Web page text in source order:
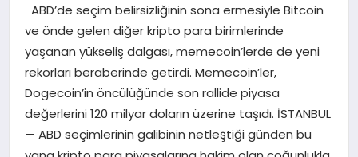
SAĞLIK
EKONOMI
MAGAZIN
EĞITIM
ABD’de seçim belirsizliğinin sona ermesiyle Bitcoin
ve önde gelen diğer kripto para birimlerinde
yaşanan yükseliş dalgası, memecoin’lerde de yeni
rekorları beraberinde getirdi. Memecoin’ler,
Dogecoin’in öncülüğünde son rallide piyasa
değerlerini 120 milyar doların üzerine taşıdı. İSTANBUL
— ABD seçimlerinin galibinin netleştiği günden bu